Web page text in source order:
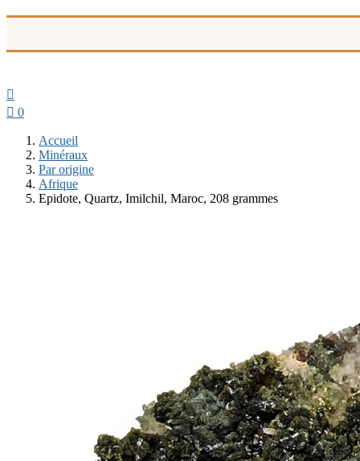

 0
Accueil
Minéraux
Par origine
Afrique
Epidote, Quartz, Imilchil, Maroc, 208 grammes